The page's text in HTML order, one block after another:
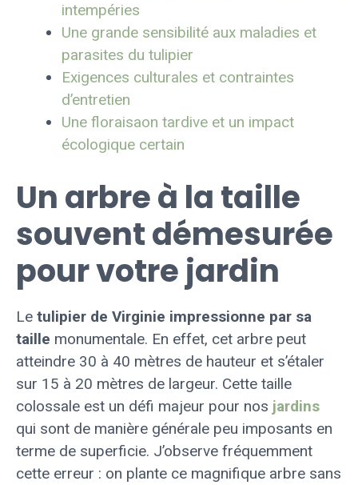
intempéries
Une grande sensibilité aux maladies et
parasites du tulipier
Exigences culturales et contraintes
d’entretien
Une floraisaon tardive et un impact
écologique certain
Un arbre à la taille
souvent démesurée
pour votre jardin
Le tulipier de Virginie impressionne par sa
taille monumentale. En effet, cet arbre peut
atteindre 30 à 40 mètres de hauteur et s’étaler
sur 15 à 20 mètres de largeur. Cette taille
colossale est un défi majeur pour nos jardins
qui sont de manière générale peu imposants en
terme de superficie. J’observe fréquemment
cette erreur : on plante ce magnifique arbre sans